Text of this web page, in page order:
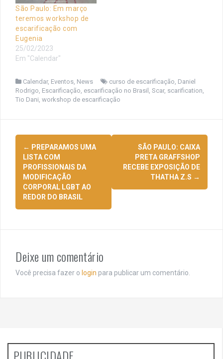
São Paulo: Em março
teremos workshop de
escarificação com
Eugenia
25/02/2023
Em "Calendar"
Calendar, Eventos News curso de escarificação Daniel
Rodrigo Escarificação escarificação no Brasil Scar, scarification
Tio Dani workshop de escarificação
Navegação
de
posts
← PREPARAMOS UMA
LISTA COM
PROFISSIONAIS DA
MODIFICAÇÃO
CORPORAL LGBT AO
REDOR DO BRASIL
SÃO PAULO: CAIXA
PRETA GRAFFSHOP
RECEBE EXPOSIÇÃO DE
THATHA Z.S →
Deixe um comentário
Você precisa fazer o login para publicar um comentário.
PUBLICIDADE